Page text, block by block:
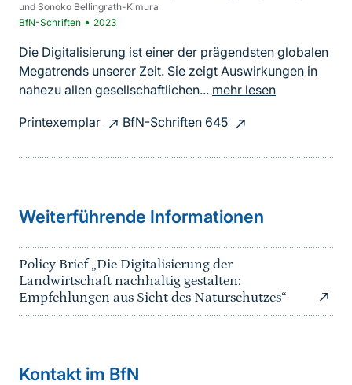
und Sonoko Bellingrath-Kimura
BfN-Schriften • 2023
Die Digitalisierung ist einer der prägendsten globalen
Megatrends unserer Zeit. Sie zeigt Auswirkungen in
nahezu allen gesellschaftlichen... mehr lesen
Printexemplar BfN-Schriften 645
Weiterführende Informationen
Policy Brief „Die Digitalisierung der
Landwirtschaft nachhaltig gestalten:
Empfehlungen aus Sicht des Naturschutzes“
Kontakt im BfN